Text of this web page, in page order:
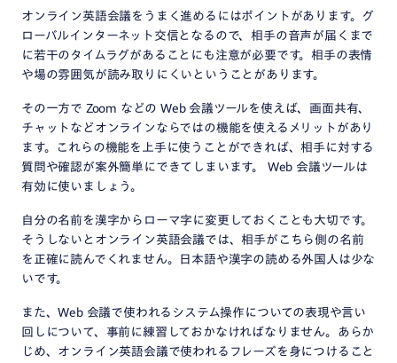
オンライン英語会議をうまく進めるにはポイントがあります。グ
ローバルインターネット交信となるので、相手の音声が届くまで
に若干のタイムラグがあることにも注意が必要です。相手の表情
や場の雰囲気が読み取りにくいということがあります。
その一方で Zoom などの Web 会議ツールを使えば、画面共有、
チャットなどオンラインならではの機能を使えるメリットがあり
ます。これらの機能を上手に使うことができれば、相手に対する
質問や確認が案外簡単にできてしまいます。 Web 会議ツールは
有効に使いましょう。
自分の名前を漢字からローマ字に変更しておくことも大切です。
そうしないとオンライン英語会議では、相手がこちら側の名前
を正確に読んでくれません。日本語や漢字の読める外国人は少な
いです。
また、Web 会議で使われるシステム操作についての表現や言い
回しについて、事前に練習しておかなければなりません。あらか
じめ、オンライン英語会議で使われるフレーズを身につけること